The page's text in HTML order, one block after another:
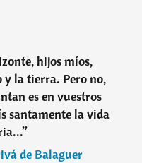
hijos míos,
y la tierra. Pero no,
es en vuestros
santamente la vida
”
de Balaguer